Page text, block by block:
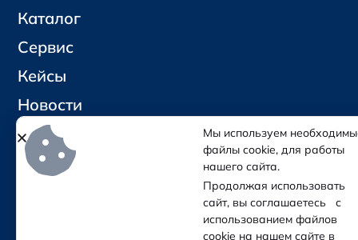
Каталог
Сервис
Кейсы
Новости
Контакты
Социальные сети и контакты
Мы используем
файлы cookie, для работы
нашего сайта.
Продолжая использовать
сайт, вы соглашаетесь с
использованием файлов
cookie на нашем сайте в